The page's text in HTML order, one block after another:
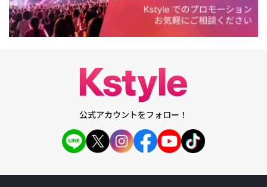
公式アカウントをフォロー！